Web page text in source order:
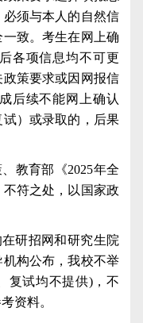
须与本人的自然信
致。考生在网上确
各项信息均不可更
策要求或因网报信
后续不能网上确认
试）或录取的，后果
教育部《2025年全
符之处，以国家政
研招网和研究生院
构公布，我校不举
复试均不提供)，不
资料。